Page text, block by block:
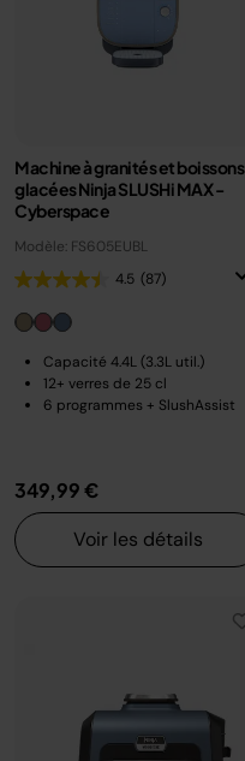
Machine à granités et boissons
glacées Ninja SLUSHi MAX -
Cyberspace
Modèle: FS605EUBL
4.5 (87)
Capacité 4.4L (3.3L util.)
12+ verres de 25 cl
6 programmes + SlushAssist
349,99 €
Voir les détails